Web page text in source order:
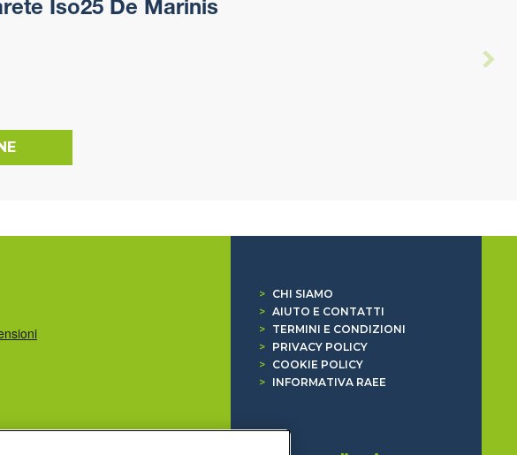
Iso25 De Marinis
>
CHI SIAMO
> AIUTO E CONTATTI
>
TERMINI E CONDIZIONI
>
PRIVACY POLICY
>
COOKIE POLICY
>
INFORMATIVA RAEE